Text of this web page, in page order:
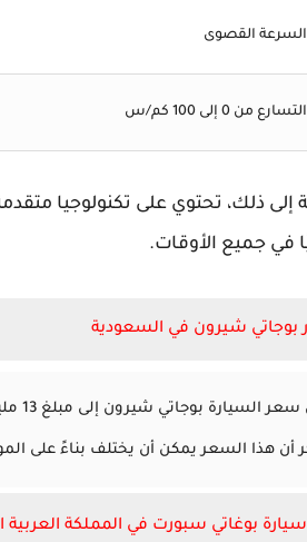
السرعة القصوى
التسارع من 0 إلى 100 كم/س
إلى ذلك، تحتوي على تكنولوجيا
في جميع الأوقات.
بوجاتي شيرون في السعودية
أن هذا السعر يمكن أن يختلف بناءً على
بوغاتي سبورت في المملكة العربية